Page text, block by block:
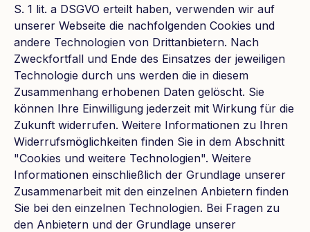
S. 1 lit. a DSGVO erteilt haben, verwenden wir auf
unserer Webseite die nachfolgenden Cookies und
andere Technologien von Drittanbietern. Nach
Zweckfortfall und Ende des Einsatzes der jeweiligen
Technologie durch uns werden die in diesem
Zusammenhang erhobenen Daten gelöscht. Sie
können Ihre Einwilligung jederzeit mit Wirkung für die
Zukunft widerrufen. Weitere Informationen zu Ihren
Widerrufsmöglichkeiten finden Sie in dem Abschnitt
"Cookies und weitere Technologien". Weitere
Informationen einschließlich der Grundlage unserer
Zusammenarbeit mit den einzelnen Anbietern finden
Sie bei den einzelnen Technologien. Bei Fragen zu
den Anbietern und der Grundlage unserer